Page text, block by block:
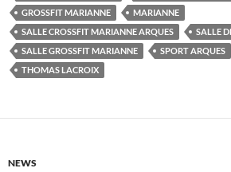
GROSSFIT MARIANNE
MARIANNE
SALLE CROSSFIT MARIANNE ARQUES
SALLE
SALLE GROSSFIT MARIANNE
SPORT ARQUES
THOMAS LACROIX
NEWS